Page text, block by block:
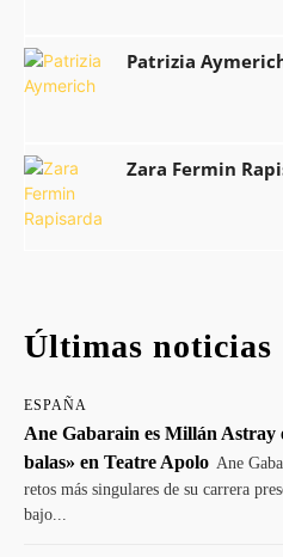
Patrizia
Zara Fermin
Últimas noticias
ESPAÑA
Ane Gabarain es Millán Astray
balas» en Teatre Apolo Ane
retos más singulares de su carrera
bajo...